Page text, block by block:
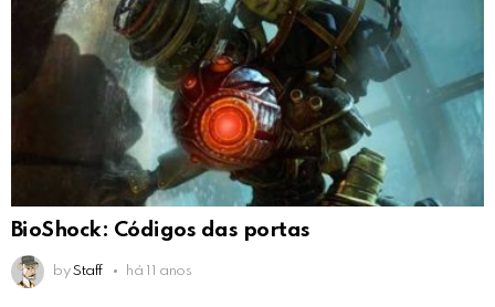
BioShock: Códigos das portas
by Staff há 11 anos